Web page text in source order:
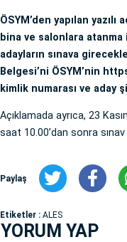
ÖSYM’den yapılan yazılı
bina ve salonlara
adayların sınava
Belgesi’ni ÖSYM’nin
kimlik numarası ve
Açıklamada ayrıca, 23
saat 10.00’dan sonra sınav
Paylaş
Etiketler : ALES
YORUM YAP